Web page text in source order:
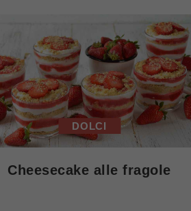
DOLCI
Cheesecake alle fragole